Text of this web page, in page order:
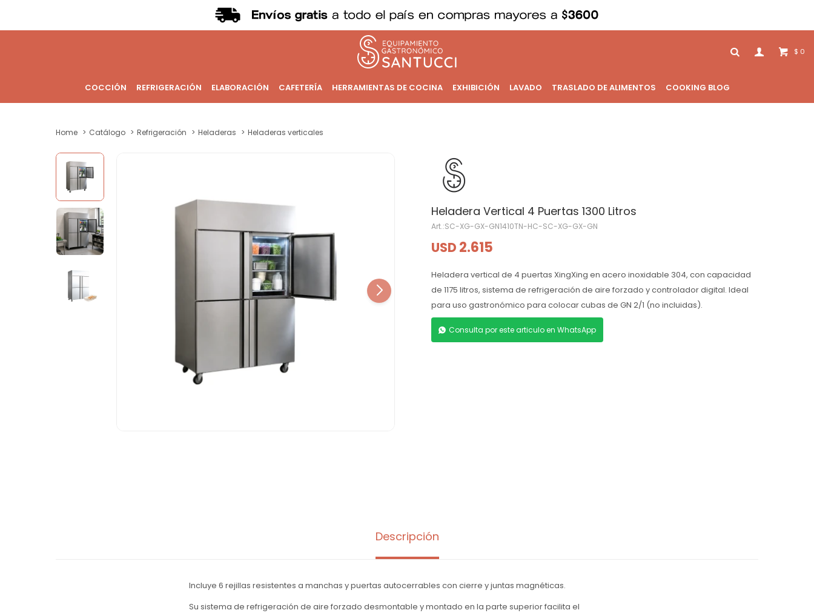
COCCIÓN REFRIGERACIÓN ELABORACIÓN CAFETERÍA HERRAMIENTAS DE COCINA EXHIBICIÓN LAVADO TRASLADO DE ALIMENTOS COOKING BLOG
$ 0
Home Catálogo Refrigeración Heladeras Heladeras verticales
Heladera Vertical 4 Puertas 1300 Litros
SC-XG-GX-GN1410TN-HC-SC-XG-GX-GN
USD 2.615
Heladera vertical de 4 puertas XingXing en acero inoxidable 304, con capacidad
de 1175 litros, sistema de refrigeración de aire forzado y controlador digital. Ideal
para uso gastronómico para colocar cubas de GN 2/1 (no incluidas).
Consulta por este articulo en WhatsApp
Descripción
Incluye 6 rejillas resistentes a manchas y puertas autocerrables con cierre y juntas magnéticas.
Su sistema de refrigeración de aire forzado desmontable y montado en la parte superior facilita el